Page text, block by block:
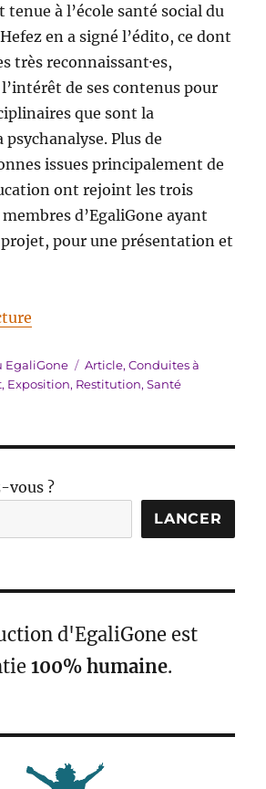
tenue à l’école santé social du
en a signé l’édito, ce dont
très reconnaissant·es,
de ses contenus pour
que sont la
Plus de
issues principalement de
ont rejoint les trois
membres d’EgaliGone ayant
projet, pour une présentation et
EgaliGone Étiquettes
Article,Conduites à
, Exposition, Restitution,Santé
vous ?
LANCER
d'EgaliGone est
100% humaine.